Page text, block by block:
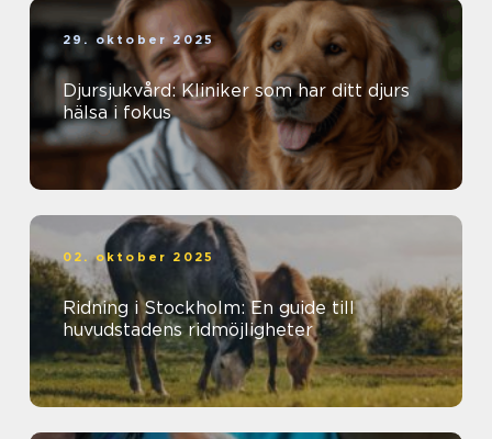
29. oktober 2025
Djursjukvård: Kliniker som har ditt djurs
hälsa i fokus
02. oktober 2025
Ridning i Stockholm: En guide till
huvudstadens ridmöjligheter